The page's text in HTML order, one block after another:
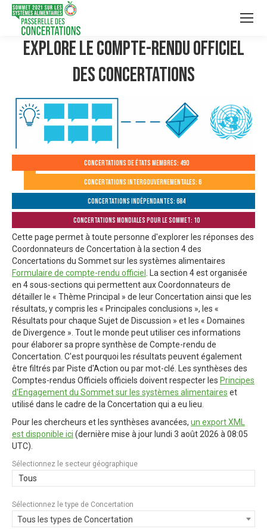
Explore le compte-rendu officiel
des Concertations
Concertations de États membres: 490
Concertations intergouvernementales: 6
Concertations indépendantes: 684
Concertations mondiales pour le Sommet: 10
Cette page permet à toute personne d'explorer les réponses des
Coordonnateurs de Concertation à la section 4 des
Concertations du Sommet sur les systèmes alimentaires
Formulaire de compte-rendu officiel
. La section 4 est organisée
en 4 sous-sections qui permettent aux Coordonnateurs de
détailler le « Thème Principal » de leur Concertation ainsi que les
résultats, y compris les « Principales conclusions », les «
Résultats pour chaque Sujet de Discussion » et les « Domaines
de Divergence ». Tout le monde peut utiliser ces informations
pour élaborer sa propre synthèse de Compte-rendu de
Concertation. C'est pourquoi les résultats peuvent également
être filtrés par Piste d'Action ou par mot-clé. Les synthèses des
Comptes-rendus Officiels officiels doivent respecter les Principes
d'Engagement du Sommet sur les systèmes alimentaires et
utilisé dans le cadre de la Concertation qui a eu lieu.
Pour les chercheurs et les synthèses avancées, un export XML
est disponible ici (dernière mise à jour lundi 3 août 2026 à 08:05
UTC).
Sélectionnez le secteur géographique
Tous
Sélectionnez le type de Concertation
Tous les types de Concertation